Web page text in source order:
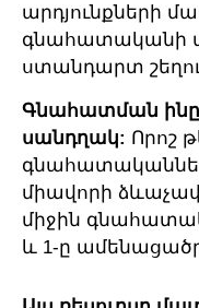
արդյունքների
գնահատականի
ստանդարտ
Գնահատման
սանդղակ: Որոշ
միավորի
միջին
և 1-ը